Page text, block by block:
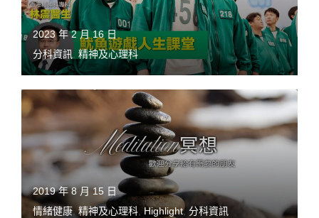
2023 年 2 月 16 日
分科資訊, 精神及心理科
2019 年 8 月 15 日
情緒健康 ,精神及心理科 , Highlight, 分科資訊